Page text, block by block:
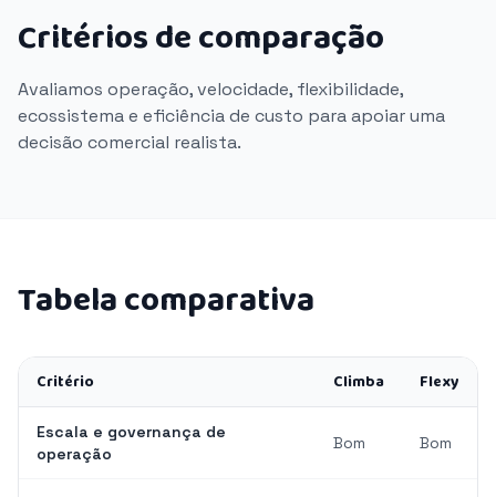
Critérios de comparação
Avaliamos operação, velocidade, flexibilidade,
ecossistema e eficiência de custo para apoiar uma
decisão comercial realista.
Tabela comparativa
Critério Climba Flexy
Escala e governança de
operação
Bom Bom